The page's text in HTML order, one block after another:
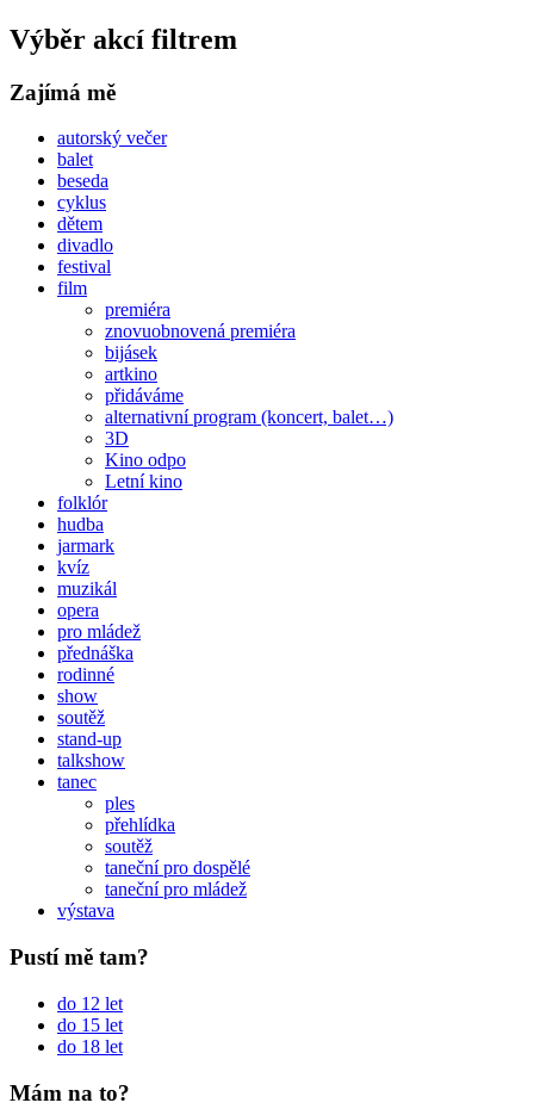
Výběr akcí filtrem
Zajímá mě
autorský večer
balet
beseda
cyklus
dětem
divadlo
festival
film
premiéra
znovuobnovená premiéra
bijásek
artkino
přidáváme
alternativní program (koncert, balet…)
3D
Kino odpo
Letní kino
folklór
hudba
jarmark
kvíz
muzikál
opera
pro mládež
přednáška
rodinné
show
soutěž
stand-up
talkshow
tanec
ples
přehlídka
soutěž
taneční pro dospělé
taneční pro mládež
výstava
Pustí mě tam?
do 12 let
do 15 let
do 18 let
Mám na to?